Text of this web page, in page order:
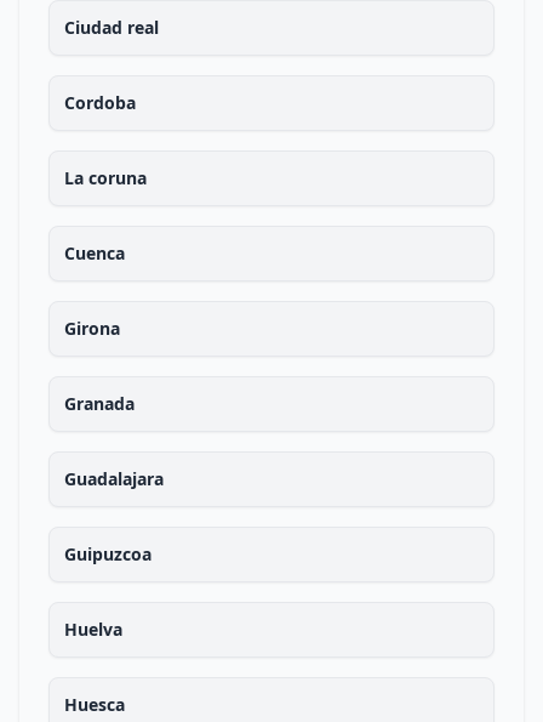
Ciudad real
Cordoba
La coruna
Cuenca
Girona
Granada
Guadalajara
Guipuzcoa
Huelva
Huesca